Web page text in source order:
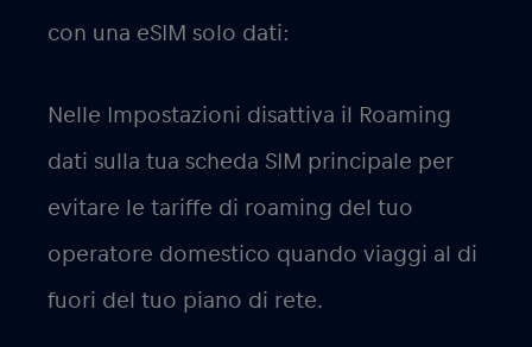
con una eSIM solo dati:
Nelle Impostazioni disattiva il Roaming
dati sulla tua scheda SIM principale per
evitare le tariffe di roaming del tuo
operatore domestico quando viaggi al di
fuori del tuo piano di rete.